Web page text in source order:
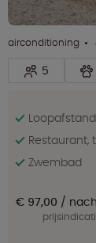
airconditioning
5
Restaurant,
Zwembad
€ 97,00